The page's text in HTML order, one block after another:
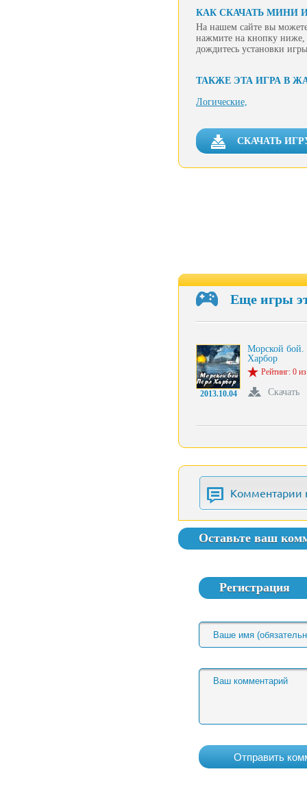
КАК СКАЧАТЬ МИНИ
На нашем сайте вы
нажмите на кнопку ниже,
дождитесь установки
ТАКЖЕ ЭТА ИГРА В
Логические,
СКАЧАТЬ
Еще игры
2013.10.04
Морской бой.
Харбор
Рейтинг: 0
Скачать
Комментарии
Оставьте ваш
Регистрация